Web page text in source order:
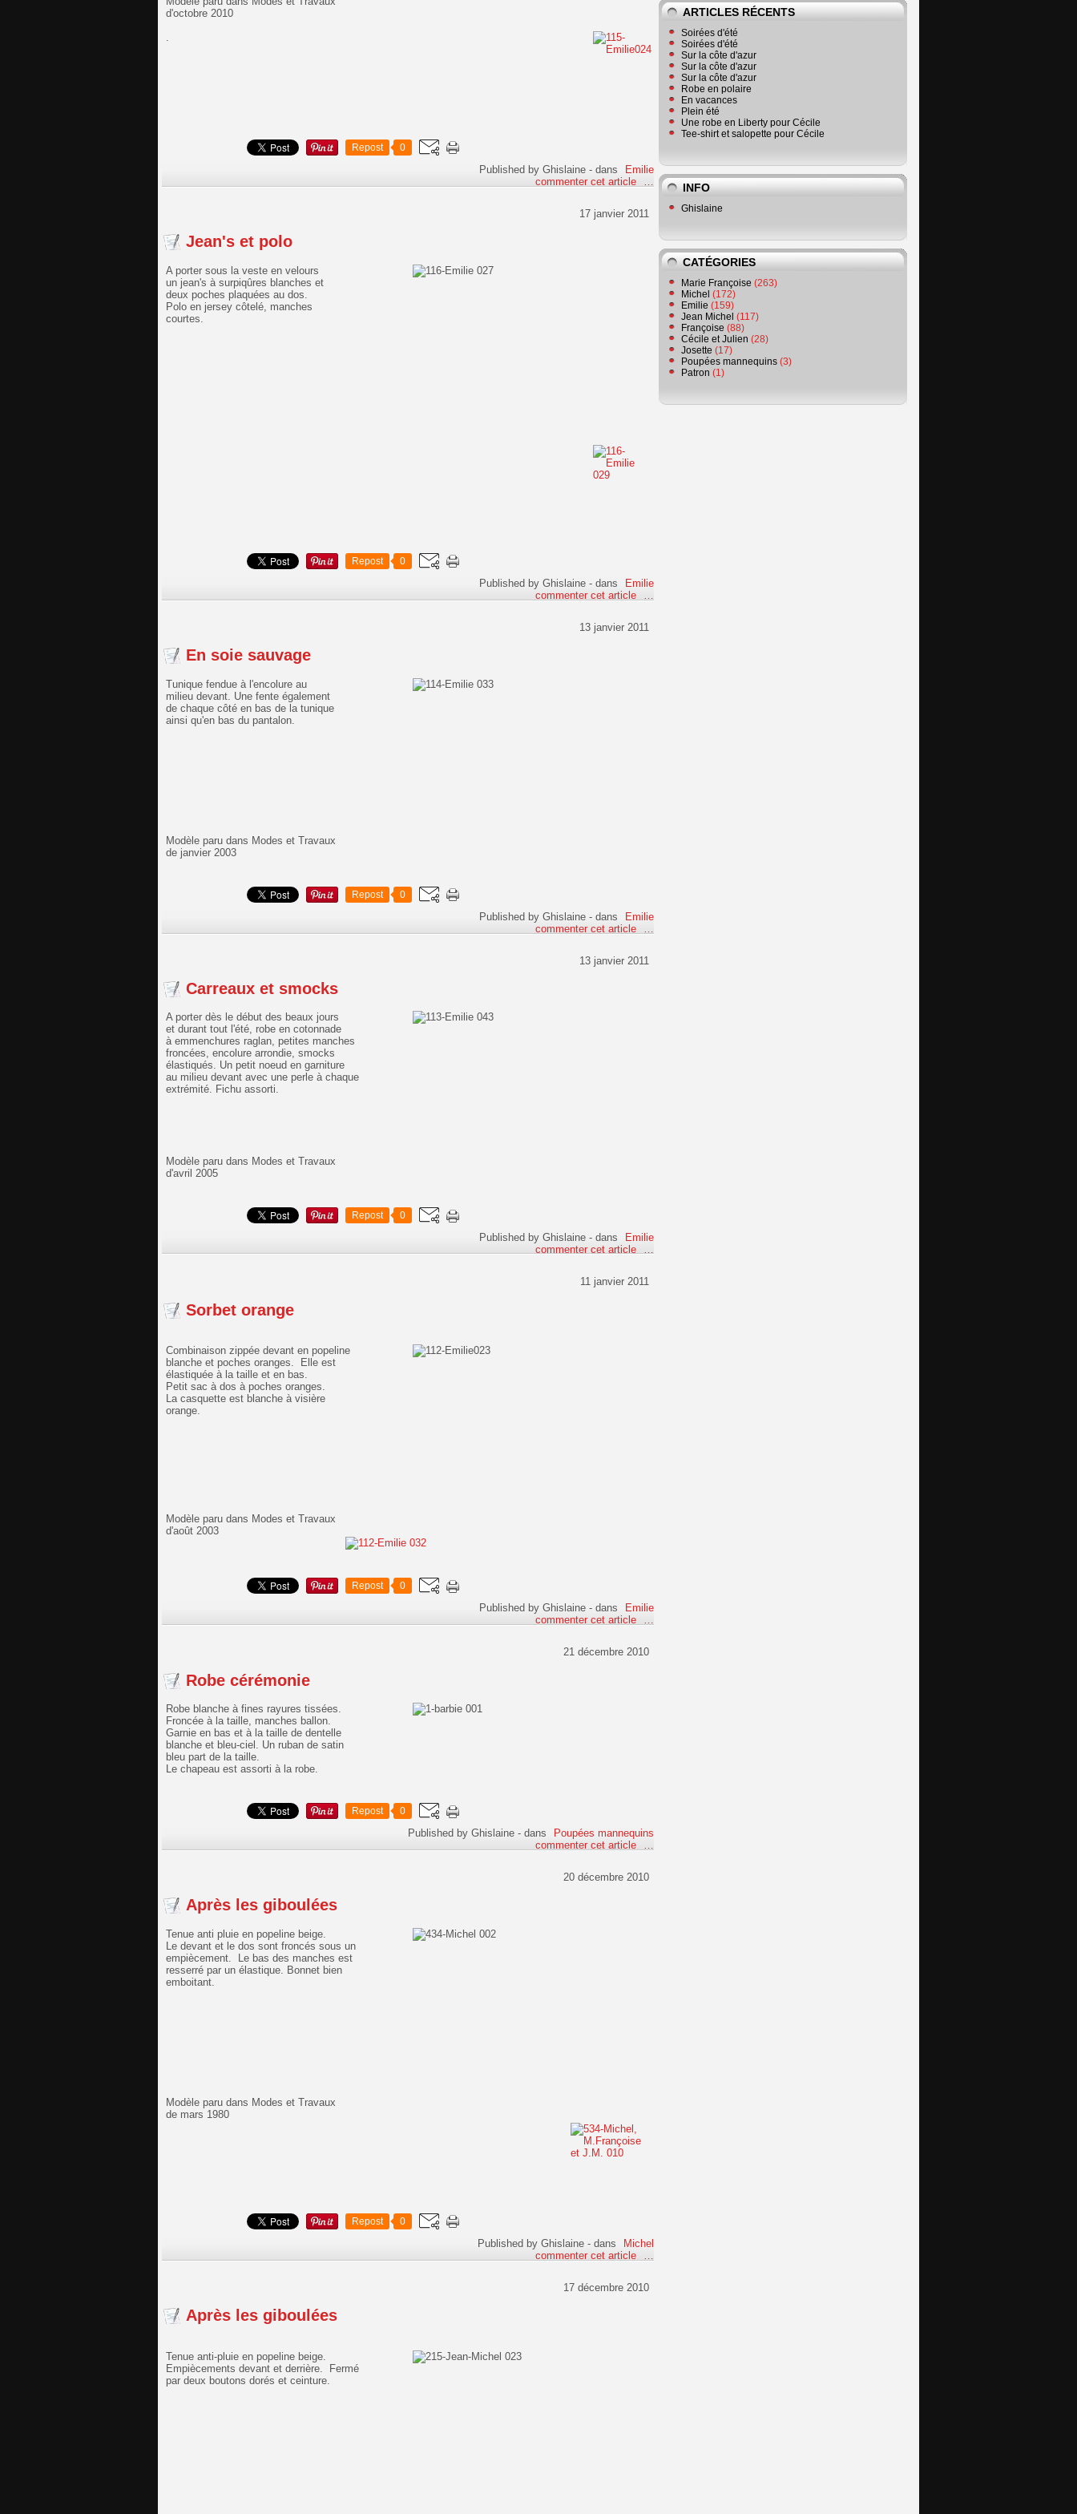
d'octobre 2010
Repost 0
Published by Ghislaine -dans
Emilie
commenter cet article
17 janvier 2011
Jean's et polo
A porter sous la veste en velours
un jean's à surpiqûres blanches et
deux poches plaquées au dos.
Polo en jersey côtelé, manches
courtes.
Repost 0
Published by Ghislaine -dans
Emilie
commenter cet article
13 janvier 2011
En soie sauvage
Tunique fendue à l'encolure au
milieu devant. Une fente également
de chaque côté en bas de la tunique
ainsi qu'en bas du pantalon.
Modèle paru dans Modes et Travaux
de janvier 2003
Repost 0
Published by Ghislaine -dans
Emilie
commenter cet article
13 janvier 2011
Carreaux et smocks
A porter dès le début des beaux jours
et durant tout l'été, robe en cotonnade
à emmenchures raglan, petites manches
froncées, encolure arrondie, smocks
élastiqués. Un petit noeud en garniture
au milieu devant avec une perle à chaque
extrémité. Fichu assorti.
Modèle paru dans Modes et Travaux
d'avril 2005
Repost 0
Published by Ghislaine -dans
Emilie
commenter cet article
…
11 janvier 2011
Sorbet orange
Combinaison zippée devant en popeline
blanche et poches oranges. Elle est
élastiquée à la taille et en bas.
Petit sac à dos à poches oranges.
La casquette est blanche à visière
orange.
Modèle paru dans Modes et Travaux
d'août 2003
Repost 0
Published by Ghislaine -dans
Emilie
commenter cet article
…
21 décembre 2010
Robe cérémonie
Robe blanche à fines rayures tissées.
Froncée à la taille, manches ballon.
Garnie en bas et à la taille de dentelle
blanche et bleu-ciel. Un ruban de satin
bleu part de la taille.
Le chapeau est assorti à la robe.
Repost 0
Published by Ghislaine -dans
Poupées mannequins
commenter cet article
…
20 décembre 2010
Après les giboulées
Tenue anti pluie en popeline beige.
Le devant et le dos sont froncés sous un
empiècement. Le bas des manches est
resserré par un élastique. Bonnet bien
emboitant.
Modèle paru dans Modes et Travaux
de mars 1980
Repost 0
Published by Ghislaine -dans
Michel
commenter cet article
17 décembre 2010
Après les giboulées
Tenue anti-pluie en popeline beige.
Empiècements devant et derrière. Fermé
par deux boutons dorés et ceinture.
ARTICLES RÉCENTS
Soirées d'été
Soirées d'été
Sur la côte d'azur
Sur la côte d'azur
Sur la côte d'azur
Robe en polaire
En vacances
Plein été
Une robe en Liberty pour Cécile
Tee-shirt et salopette pour Cécile
INFO
Ghislaine
CATÉGORIES
Marie Françoise (263)
Michel (172)
Emilie (159)
Jean Michel (117)
Françoise (88)
Cécile et Julien (28)
Josette (17)
Poupées mannequins (3)
Patron (1)